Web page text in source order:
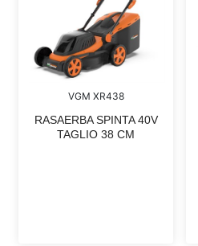
VGM XR438
RASAERBA SPINTA 40V
TAGLIO 38 CM